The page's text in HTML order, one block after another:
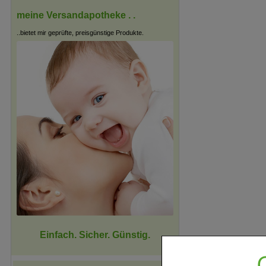
meine Versandapotheke . .
..bietet mir geprüfte, preisgünstige Produkte.
Einfach. Sicher. Günstig.